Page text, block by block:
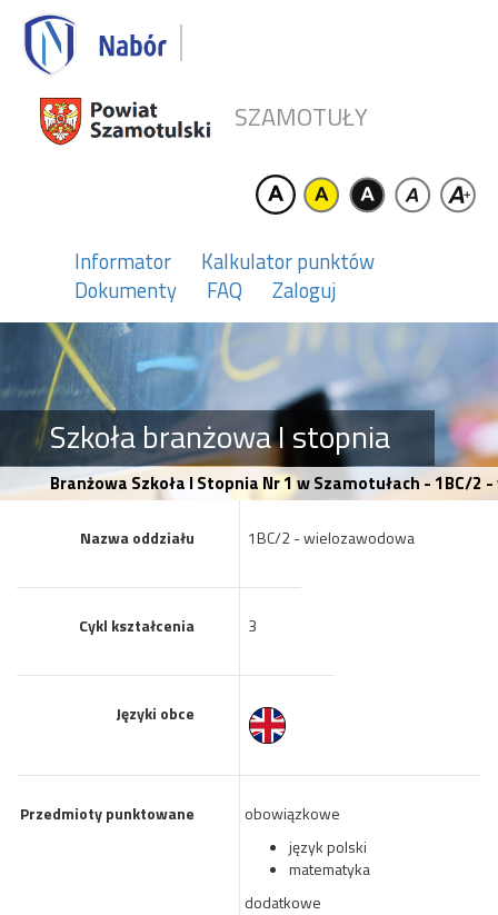
SZAMOTUŁY
Informator
Kalkulator punktów
Dokumenty
FAQ Zaloguj
Szkoła branżowa I stopnia
Branżowa Szkoła I Stopnia Nr 1 w Szamotułach - 1BC/2
Nazwa oddziału 1BC/2 - wielozawodowa
Cykl kształcenia 3
Języki obce
Przedmioty punktowane
obowiązkowe
język polski
matematyka
dodatkowe